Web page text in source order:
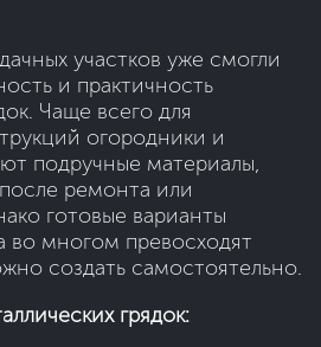
участков уже смогли
и практичность
Чаще всего для
огородники и
подручные материалы,
ремонта или
готовые варианты
во многом превосходят
создать самостоятельно.
грядок: